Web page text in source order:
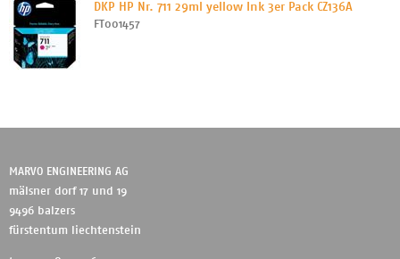
DKP HP Nr. 711 29ml yellow Ink 3er Pack CZ136A
FT001457
MARVO ENGINEERING AG
mälsner dorf 17 und 19
9496 balzers
fürstentum liechtenstein